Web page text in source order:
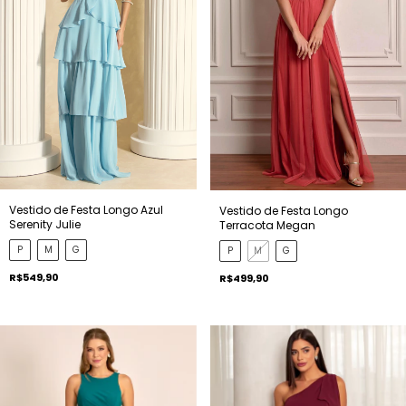
Vestido de Festa Longo Azul
Serenity Julie
P M G
R$549,90
Vestido de Festa Longo
Terracota Megan
P M G
R$499,90